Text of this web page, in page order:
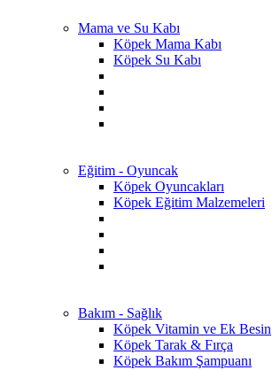
Mama ve Su Kabı
Köpek Mama Kabı
Köpek Su Kabı
Eğitim - Oyuncak
Köpek Oyuncakları
Köpek Eğitim Malzemeleri
Bakım - Sağlık
Köpek Vitamin ve Ek Besin
Köpek Tarak & Fırça
Köpek Bakım Şampuanı